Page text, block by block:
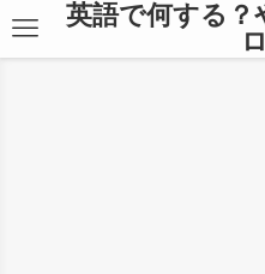
英語で何する？